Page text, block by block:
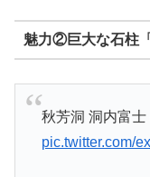
魅力②巨大な石柱
秋芳洞 洞内富
pic.twitter.com/